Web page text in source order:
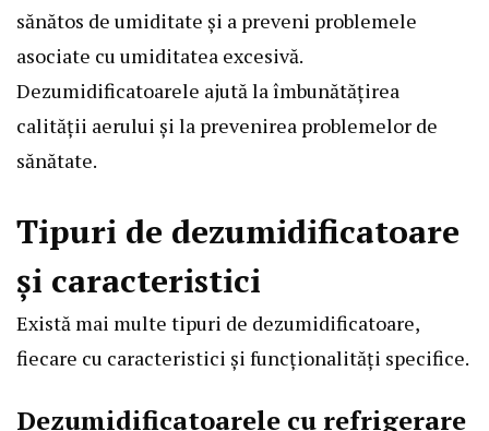
sănătos de umiditate și a preveni problemele
asociate cu umiditatea excesivă.
Dezumidificatoarele ajută la îmbunătățirea
calității aerului și la prevenirea problemelor de
sănătate.
Tipuri de dezumidificatoare
și caracteristici
Există mai multe tipuri de dezumidificatoare,
fiecare cu caracteristici și funcționalități specifice.
Dezumidificatoarele cu refrigerare